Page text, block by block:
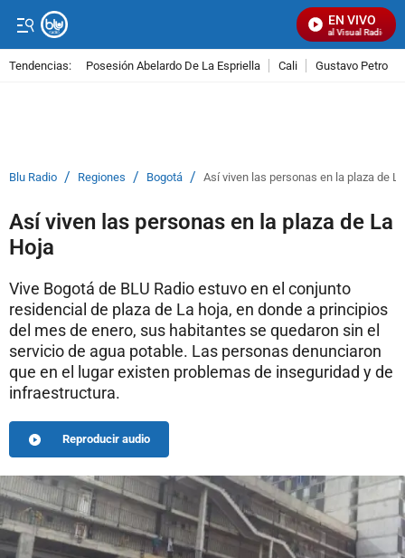
EN VIVO
Señal Visual Radio
Tendencias: Posesión Abelardo De La Espriella Cali Gustavo Petro
Blu Radio / Regiones / Bogotá / Así viven las personas en la plaza de
Así viven las personas en la plaza de La
Hoja
Vive Bogotá de BLU Radio estuvo en el conjunto
residencial de plaza de La hoja, en donde a principios
del mes de enero, sus habitantes se quedaron sin el
servicio de agua potable. Las personas denunciaron
que en el lugar existen problemas de inseguridad y de
infraestructura.
Reproducir audio